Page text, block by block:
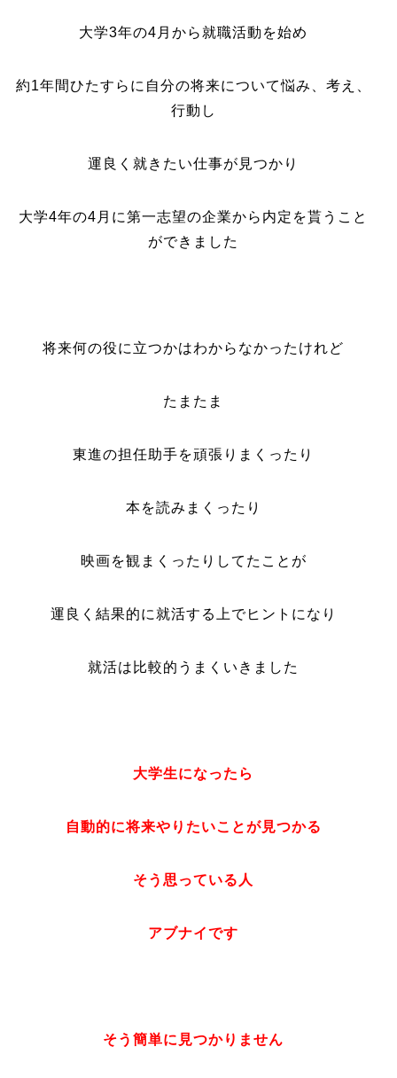
大学3年の4月から就職活動を始め
約1年間ひたすらに自分の将来について悩み、考え、
行動し
運良く就きたい仕事が見つかり
大学4年の4月に第一志望の企業から内定を貰うこと
ができました
将来何の役に立つかはわからなかったけれど
たまたま
東進の担任助手を頑張りまくったり
本を読みまくったり
映画を観まくったりしてたことが
運良く結果的に就活する上でヒントになり
就活は比較的うまくいきました
大学生になったら
自動的に将来やりたいことが見つかる
そう思っている人
アブナイです
そう簡単に見つかりません